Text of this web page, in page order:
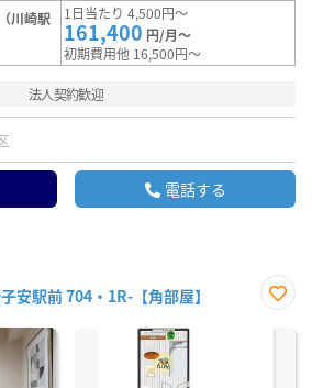
川崎駅
1日当たり 4,500円～
161,400 円/月～
初期費用他 16,500円～
法人契約歓迎
電話する
安駅前 704・1R-【角部屋】
に入